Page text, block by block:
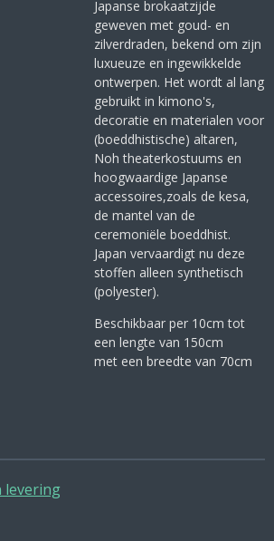
Japanse brokaatzijde
geweven met goud- en
zilverdraden, bekend om zijn
luxueuze en ingewikkelde
ontwerpen. Het wordt al lang
gebruikt in kimono's,
decoratie en materialen voor
(boeddhistische) altaren,
Noh theaterkostuums en
hoogwaardige Japanse
accessoires,zoals de kesa,
de mantel van de
ceremoniële boeddhist.
Japan vervaardigt nu deze
stoffen alleen synthetisch
(polyester).
Beschikbaar per 10cm tot
een lengte van 150cm
met een breedte van 70cm
levering